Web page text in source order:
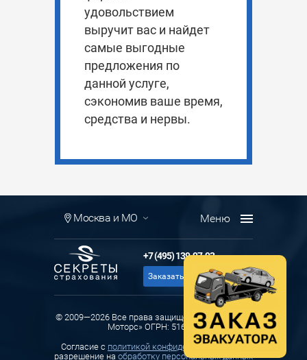
удовольствием
выручит вас и найдет
самые выгодные
предложения по
данной услуге,
сэкономив ваше время,
средства и нервы.
Москва и МО
+7 (495) 139-97-93
Заказать звонок
© 2009—2026 Все права защищены ООО «Ланда
Моторс» ОГРН: 516774
Cогласие с политикой конфиденциальности и
разрешение на обработку персональных данных